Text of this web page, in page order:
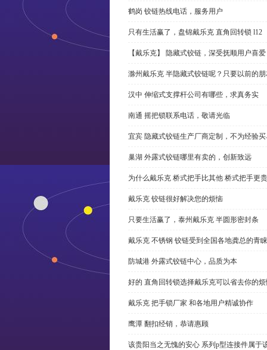
鹤岗 铰链热线电话，服务用户
只有生活赢了，盘锦戴乐克 直角回转锁 l12
【戴乐克】 隐藏式铰链，深受抚顺用户喜
滁州戴乐克 半隐藏式铰链呢？只要以前的
汉中 伸缩式支撑杆公司有哪些，求真务实
南通 摇把锁联系电话，敬请光临
宜宾 隐藏式铰链生产厂商定制，不为经验
巢湖 外露式铰链哪里有卖的，创新致远
为什么戴乐克 桥式把手比其他 桥式把手更
戴乐克 铰链很好解决您的烦恼
只要生活赢了，泰州戴乐克 半圆形密封条
戴乐克 不锈钢 铰链受到全国各地龚总的青睐
防城港 外露式铰链中心，品质为本
好的 直角回转锁选择戴乐克可以省去你的
戴乐克 把手锁厂家 和各地用户精诚协作
鹰潭 翻扣经销，恭请惠顾
该贵阳当之无愧的安心 系列p型连接件属于